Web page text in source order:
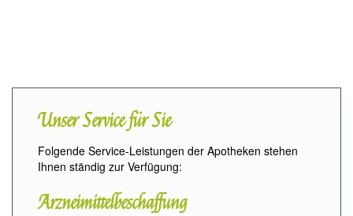
Unser Service für Sie
Folgende Service-Leistungen der Apotheken stehen
Ihnen ständig zur Verfügung:
Arzneimittelbeschaffung